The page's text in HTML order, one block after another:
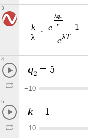
k
λ
·
e
λq2
r − 1
eλT
3
q2 = 5
−10
4
k = 1
−10
5